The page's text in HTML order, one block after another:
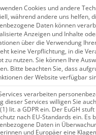
Cookies und andere
während andere uns helfen,
Daten können
Anzeigen und Inhalte
über die Verwendung
keine Verpflichtung, in die
zu nutzen.Sie können Ihre
Bitte beachten Sie, dass
der Website verfügbar
verarbeiten
dieser Services willigen Sie
lit. a GDPR ein. Der EuGH
nach EU-Standards ein.
Daten in
und Europäer eine